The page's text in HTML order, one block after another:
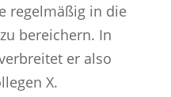
regelmäßig in die
bereichern. In
er also
X.